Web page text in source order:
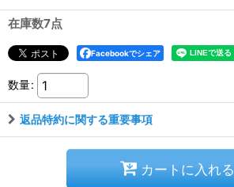
在庫数7点
Facebookでシェア
数量:
返品特約に関する重要事項
カートに入れる